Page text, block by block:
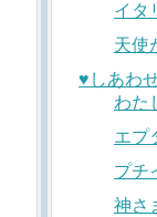
イタ
天使
♥︎しあわ
わた
エプ
プチ
神さ